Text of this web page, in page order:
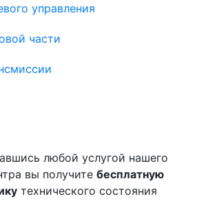
управления
части
любой услугой нашего
вы получите бесплатную
технического состояния